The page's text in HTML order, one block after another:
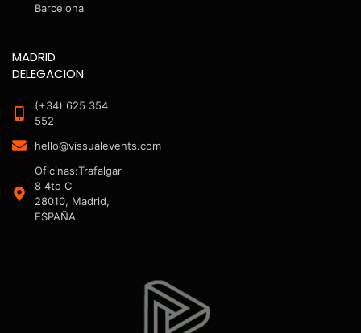
Barcelona
MADRID
DELEGACION
(+34) 625 354
552
hello@vissualevents.com
Oficinas:Trafalgar
8 4to C
28010, Madrid,
ESPAÑA